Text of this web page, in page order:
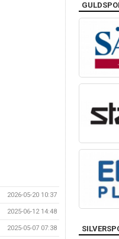
2026-05-20 10:37
2025-06-12 14:48
2025-05-07 07:38